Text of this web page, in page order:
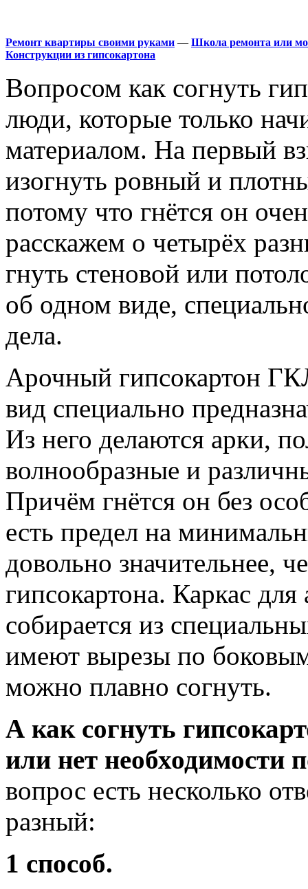
Ремонт квартиры своими руками — Школа ремонта или
Конструкции из гипсокартона
Вопросом как согнуть
люди, которые только
материалом. На первый
изогнуть ровный и
потому что гнётся он
расскажем о четырёх
гнуть стеновой или
об одном виде,
дела.
Арочный гипсокартон
вид специально
Из него делаются арки,
волнообразные и
Причём гнётся он без
есть предел на
довольно значительнее,
гипсокартона. Каркас
собирается из
имеют вырезы по боковым
можно плавно согнуть.
А как согнуть
или нет необходимости
вопрос есть несколько
разный:
1 способ.